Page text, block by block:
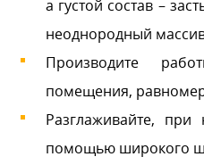
а густой состав –
неоднородный
Производите
помещения,
Разглаживайте, при
помощью широкого